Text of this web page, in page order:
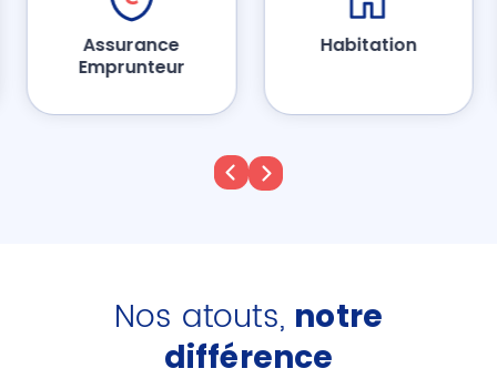
Assurance
Emprunteur
Habitation
Nos atouts, notre
différence